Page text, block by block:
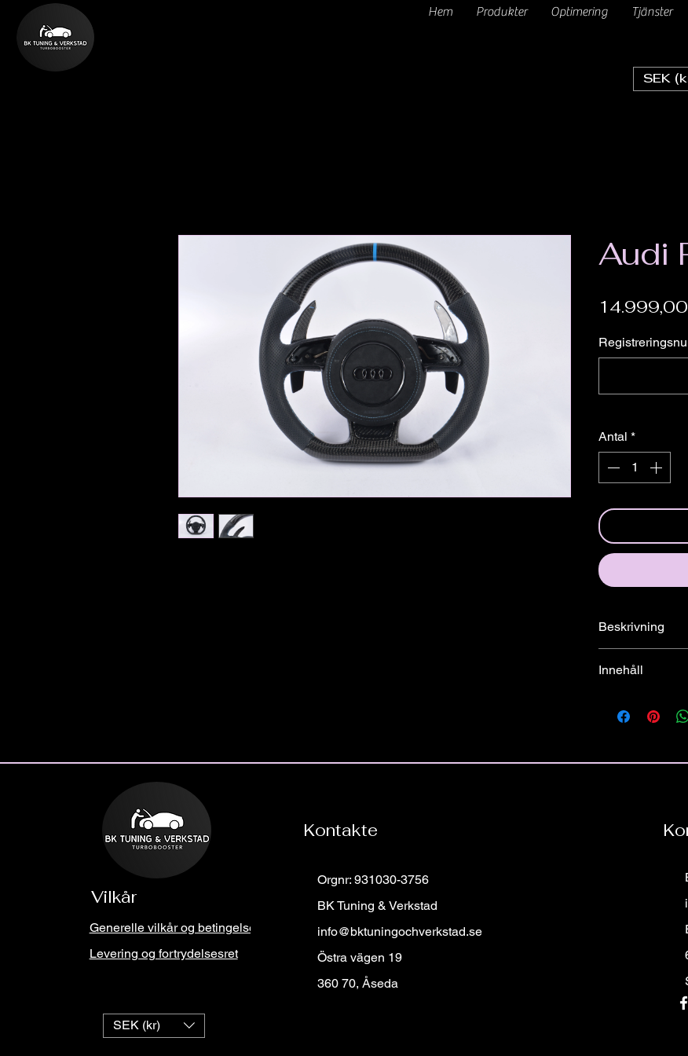
â
Hem Produkter Optimering Tjänster
SEK
Audi
Antal *
Beskrivning
skriv
formuläret samt
Innehåll
Vilkår
Generelle vilkår og betingelser
Levering og fortrydelsesret
SEK (kr)
Kontakte
Orgnr: 931030-3756
BK Tuning & Verkstad
info@bktuningochverkstad.se
Östra vägen 19
360 70, Åseda